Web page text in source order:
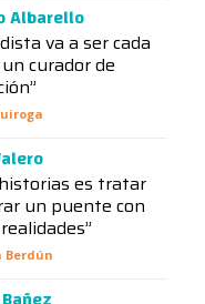
Albarello
va a ser cada
curador de
es tratar
un puente con
Berdún